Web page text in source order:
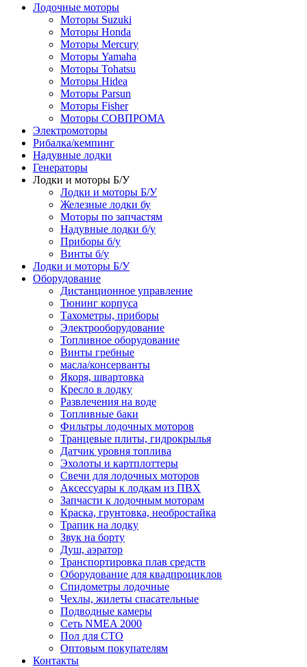
Лодочные моторы
Моторы Suzuki
Моторы Honda
Моторы Mercury
Моторы Yamaha
Моторы Tohatsu
Моторы Hidea
Моторы Parsun
Моторы Fisher
Моторы СОВПРОМА
Электромоторы
Рибалка/кемпинг
Надувные лодки
Генераторы
Лодки и моторы Б/У
Лодки и моторы Б/У
Железные лодки бу
Моторы по запчастям
Надувные лодки б/у
Приборы б/у
Винты б/у
Лодки и моторы Б/У
Оборудование
Дистанционное управление
Тюнинг корпуса
Тахометры, приборы
Электрооборудование
Топливное оборудование
Винты гребные
масла/консерванты
Якоря, швартовка
Кресло в лодку
Развлечения на воде
Топливные баки
Фильтры лодочных моторов
Транцевые плиты, гидрокрылья
Датчик уровня топлива
Эхолоты и картплоттеры
Cвечи для лодочных моторов
Аксессуары к лодкам из ПВХ
Запчасти к лодочным моторам
Краска, грунтовка, необростайка
Трапик на лодку
Звук на борту
Душ, аэратор
Транспортировка плав средств
Оборудование для квадпроциклов
Спидометры лодочные
Чехлы, жилеты спасательные
Подводные камеры
Сеть NMEA 2000
Пол для СТО
Оптовым покупателям
Контакты